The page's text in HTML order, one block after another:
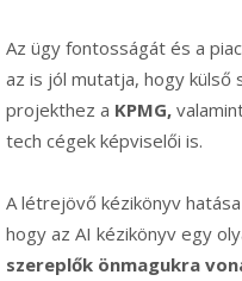
Az ügy fontosságát és a
az is jól mutatja, hogy
projekthez a KPMG,
tech cégek képviselői is.
A létrejövő kézikönyv
hogy az AI kézikönyv egy
szereplők önmagukra